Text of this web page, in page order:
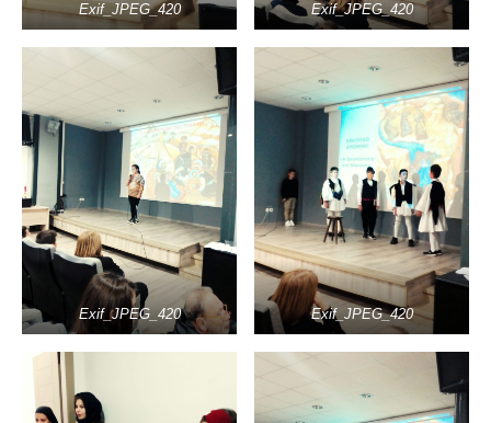
Exif_JPEG_420 Exif_JPEG_420
Exif_JPEG_420 Exif_JPEG_420